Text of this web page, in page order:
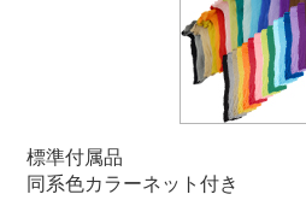
標準付属品
同系色カラーネット付き